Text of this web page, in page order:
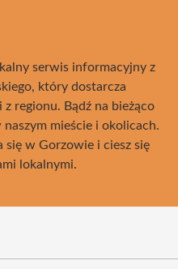
serwis informacyjny z
który dostarcza
regionu. Bądź na bieżąco
mieście i okolicach.
się w Gorzowie i ciesz się
lokalnymi.